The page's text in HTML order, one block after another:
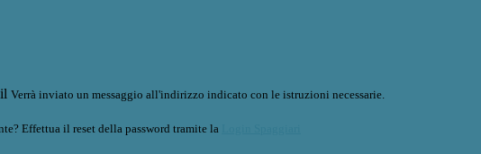
Verrà inviato un messaggio all'indirizzo indicato con le istruzioni necessarie.
Effettua il reset della password tramite la